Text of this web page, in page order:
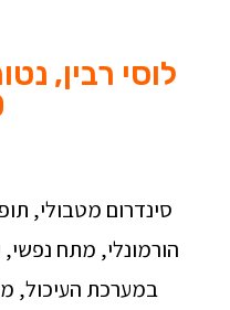
לוסי רבין,
סינדרום מטבולי,
הורמונלי, מתח
במערכת העיכול,